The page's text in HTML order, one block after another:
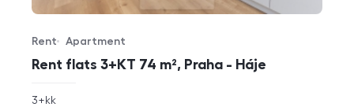
Rent flats 3+KT 74 m², Praha - Háje
Offer type
Rent
Property type
Apartment
rozměry
3+kk